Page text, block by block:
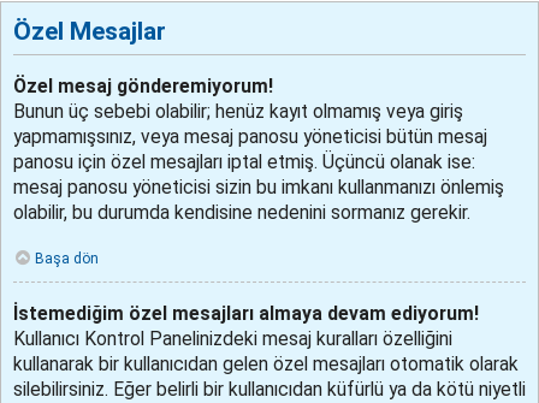
Özel Mesajlar
Özel mesaj gönderemiyorum!
Bunun üç sebebi olabilir; henüz kayıt olmamış veya giriş
yapmamışsınız, veya mesaj panosu yöneticisi bütün mesaj
panosu için özel mesajları iptal etmiş. Üçüncü olanak ise:
mesaj panosu yöneticisi sizin bu imkanı kullanmanızı önlemiş
olabilir, bu durumda kendisine nedenini sormanız gerekir.
Başa dön
İstemediğim özel mesajları almaya devam ediyorum!
Kullanıcı Kontrol Panelinizdeki mesaj kuralları özelliğini
kullanarak bir kullanıcıdan gelen özel mesajları otomatik olarak
silebilirsiniz. Eğer belirli bir kullanıcıdan küfürlü ya da kötü niyetli